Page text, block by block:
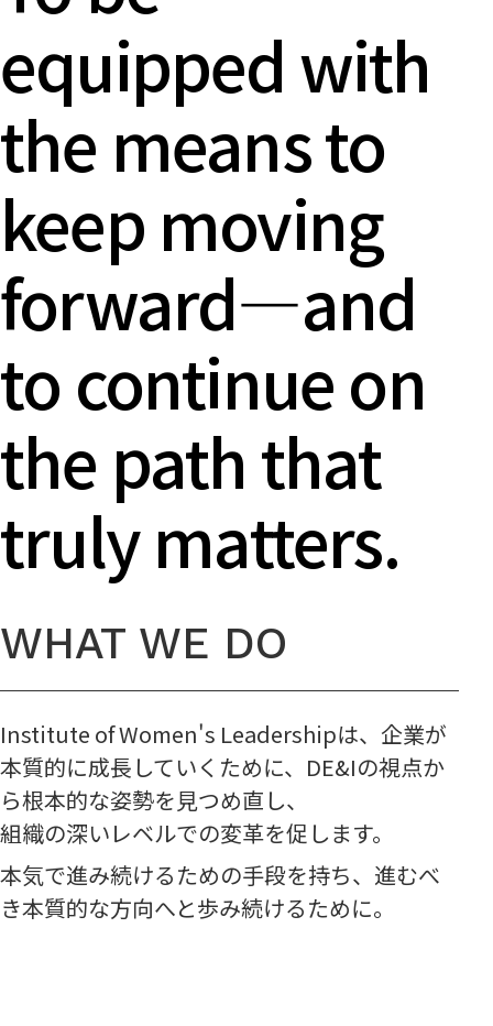
NEXT
STAGE
FOR
未知の革新のために進むべき道
す
equipped with
the means to
keep moving
forward—and
to continue on
the path that
truly matters.
WHAT WE DO
Institute of Women's Leadershipは、企業が
本質的に成長していくために、DE&Iの視点か
ら根本的な姿勢を見つめ直し、
組織の深いレベルでの変革を促します。
本気で進み続けるための手段を持ち、進むべ
き本質的な方向へと歩み続けるために。